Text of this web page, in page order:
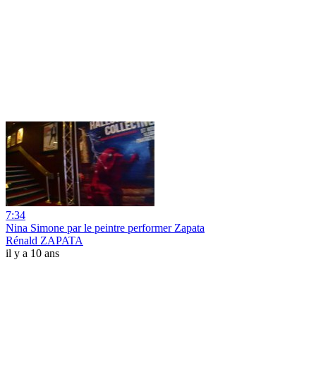
7:34
Nina Simone par le peintre performer Zapata
Rénald ZAPATA
il y a 10 ans